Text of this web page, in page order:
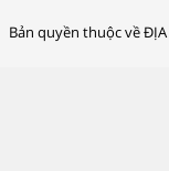
Bản quyền thuộc về ĐỊA